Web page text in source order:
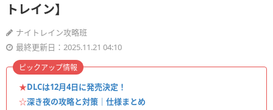
トレイン】
ナイトレイン攻略班
最終更新日：2025.11.21 04:10
★DLCは12月4日に発売決定！
☆深き夜の攻略と対策｜仕様まとめ
ピックアップ情報